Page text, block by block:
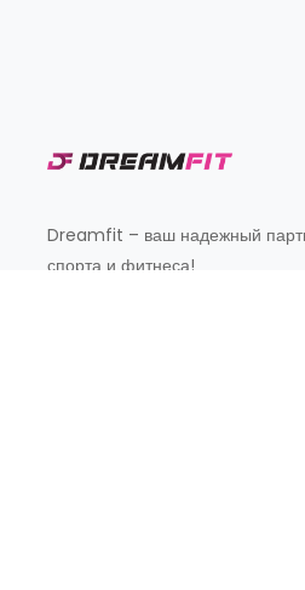
Dreamfit – ваш надежный
спорта и фитнеса!